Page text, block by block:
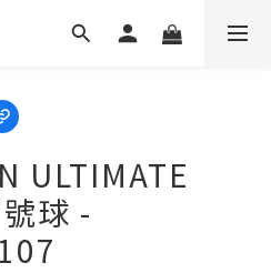
ULTIMATE
球 -